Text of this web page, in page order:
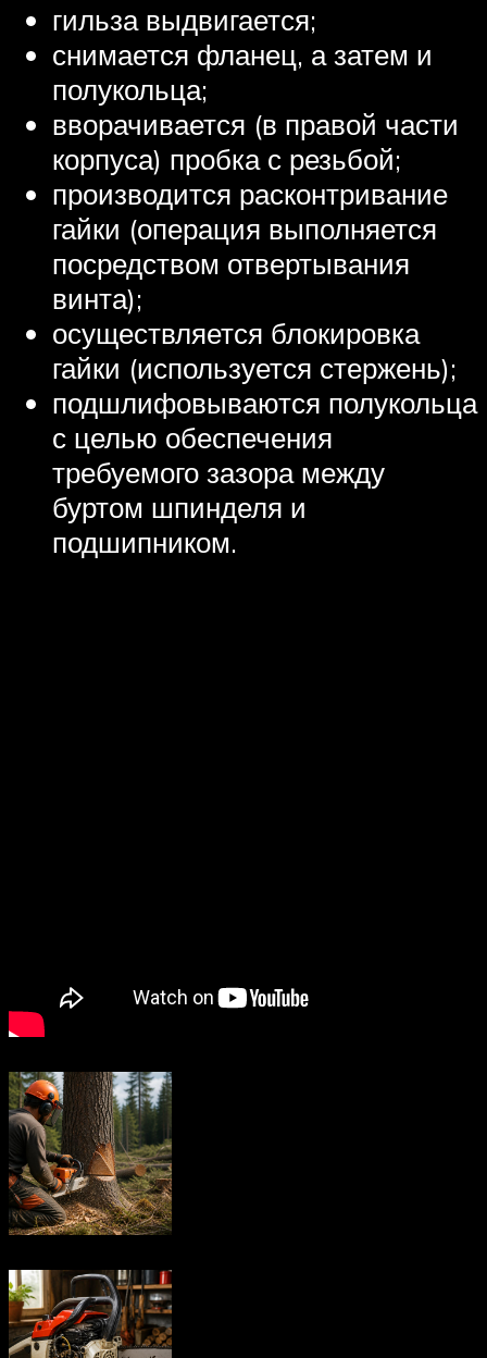
гильза выдвигается;
снимается фланец, а затем и
полукольца;
вворачивается (в правой части
корпуса) пробка с резьбой;
производится расконтривание
гайки (операция выполняется
посредством отвертывания
винта);
осуществляется блокировка
гайки (используется стержень);
подшлифовываются полукольца
с целью обеспечения
требуемого зазора между
буртом шпинделя и
подшипником.